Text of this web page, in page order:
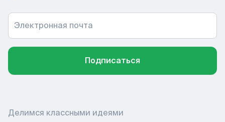
Электронная почта
Подписаться
Делимся классными идеями